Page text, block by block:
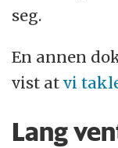
seg.
En annen
vist atvi
Lang